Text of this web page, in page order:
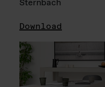
Sternbach
Download